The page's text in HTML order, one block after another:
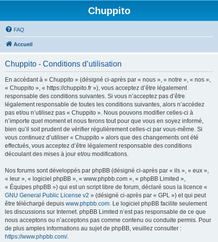
Chuppito
FAQ
Accueil
Chuppito - Conditions d’utilisation
En accédant à « Chuppito » (désigné ci-après par « nous », « notre », « nos »,
« Chuppito », « https://chuppito.fr »), vous acceptez d’être légalement
responsable des conditions suivantes. Si vous n’acceptez pas d’être
légalement responsable de toutes les conditions suivantes, alors n’accédez
pas et/ou n’utilisez pas « Chuppito ». Nous pouvons modifier celles-ci à
n’importe quel moment et nous ferons tout pour que vous en soyez informé,
bien qu’il soit prudent de vérifier régulièrement celles-ci par vous-même. Si
vous continuez d’utiliser « Chuppito » alors que des changements ont été
effectués, vous acceptez d’être légalement responsable des conditions
découlant des mises à jour et/ou modifications.
Nos forums sont développés par phpBB (désigné ci-après par « ils », « eux »,
« leur », « logiciel phpBB », « www.phpbb.com », « phpBB Limited »,
« Équipes phpBB ») qui est un script libre de forum, déclaré sous la licence «
GNU General Public License v2 » (désigné ci-après par « GPL ») et qui peut
être téléchargé depuis www.phpbb.com. Le logiciel phpBB facilite seulement
les discussions sur Internet. phpBB Limited n’est pas responsable de ce que
nous acceptons ou n’acceptons pas comme contenu ou conduite permis. Pour
de plus amples informations au sujet de phpBB, veuillez consulter :
https://www.phpbb.com/.